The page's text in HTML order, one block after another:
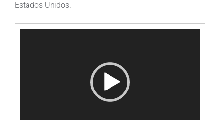
Estados Unidos.